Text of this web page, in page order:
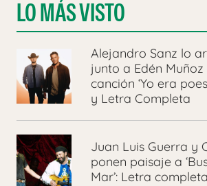
LO MÁS VISTO
Alejandro Sanz lo
junto a Edén
canción ‘Yo era
y Letra Completa
Juan Luis Guerra y
ponen paisaje a
Mar’: Letra